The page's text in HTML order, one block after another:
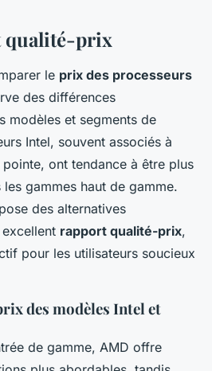
qualité-prix
le prix des processeurs
des différences
modèles et segments de
Intel, souvent associés à
ont tendance à être plus
gammes haut de gamme.
des alternatives
rapport qualité-prix,
pour les utilisateurs soucieux
des modèles Intel et
de gamme, AMD offre